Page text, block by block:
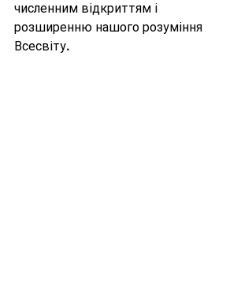
численним відкриттям і
розширенню нашого розуміння
Всесвіту.